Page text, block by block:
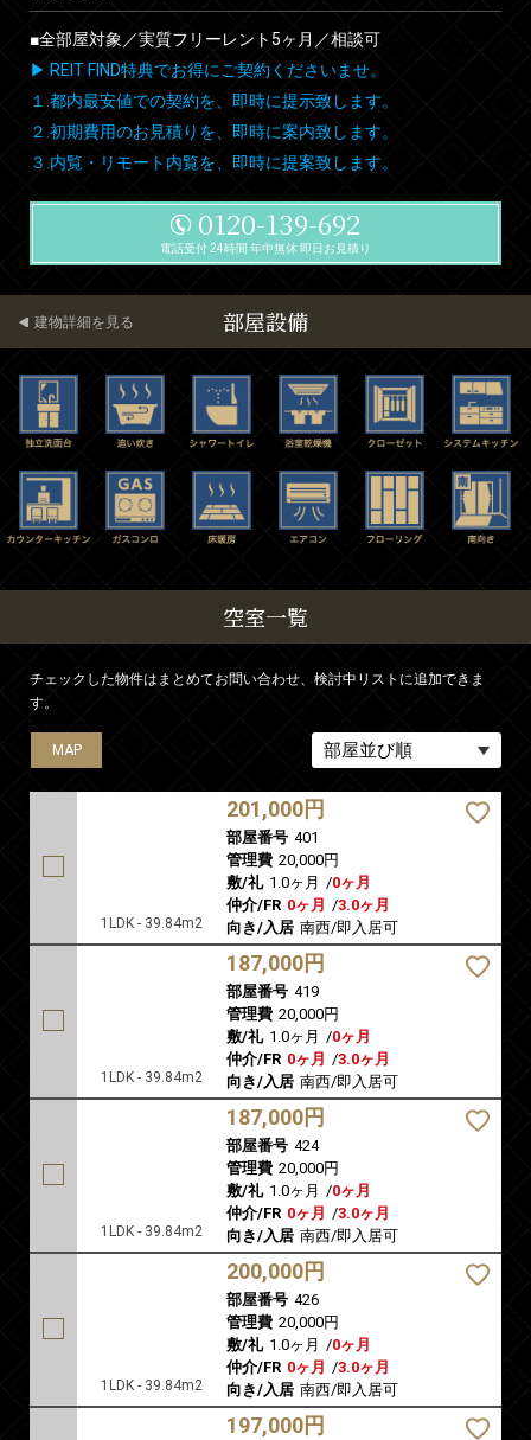
■全部屋対象／実質フリーレント5ヶ月／相談可
▶ REIT FIND特典でお得にご契約くださいませ。
１.都内最安値での契約を、即時に提示致します。
２.初期費用のお見積りを、即時に案内致します。
３.内覧・リモート内覧を、即時に提案致します。
0120-139-692
電話受付 24時間 年中無休 即日お見積り
部屋設備
建物詳細を見る
空室一覧
チェックした物件はまとめてお問い合わせ、検討中リストに追加できま
す。
MAP
1LDK - 39.84m2
201,000円
部屋番号 401
管理費 20,000円
敷/礼 1.0ヶ月 /0ヶ月
仲介/FR 0ヶ月 /3.0ヶ月
向き/入居 南西/即入居可
MAP
1LDK - 39.84m2
187,000円
部屋番号 419
管理費 20,000円
敷/礼 1.0ヶ月 /0ヶ月
仲介/FR 0ヶ月 /3.0ヶ月
向き/入居 南西/即入居可
MAP
1LDK - 39.84m2
187,000円
部屋番号 424
管理費 20,000円
敷/礼 1.0ヶ月 /0ヶ月
仲介/FR 0ヶ月 /3.0ヶ月
向き/入居 南西/即入居可
MAP
1LDK - 39.84m2
200,000円
部屋番号 426
管理費 20,000円
敷/礼 1.0ヶ月 /0ヶ月
仲介/FR 0ヶ月 /3.0ヶ月
向き/入居 南西/即入居可
MAP
197,000円